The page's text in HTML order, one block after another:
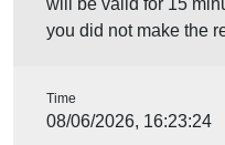
will be valid for 15
you did not make the
Time
08/06/2026, 16:23:24